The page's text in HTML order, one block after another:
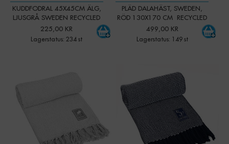
KUDDFODRAL 45X45CM ÄLG,
LJUSGRÅ SWEDEN RECYCLED
225,00 KR
Lagerstatus: 234 st
PLÄD DALAHÄST, SWEDEN,
RÖD 130X170 CM RECYCLED
499,00 KR
Lagerstatus: 149 st
+